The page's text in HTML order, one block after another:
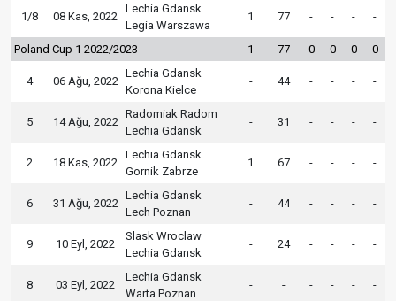
1/8 08 Kas, 2022
Lechia Gdansk
Legia Warszawa
1 77 - - - -
Poland Cup 1 2022/2023 1 77 0 0 0 0
4 06 Ağu, 2022
Lechia Gdansk
Korona Kielce
- 44 - - - -
5 14 Ağu, 2022
Radomiak Radom
Lechia Gdansk
- 31 - - - -
2 18 Kas, 2022
Lechia Gdansk
Gornik Zabrze
1 67 - - - -
6 31 Ağu, 2022
Lechia Gdansk
Lech Poznan
- 44 - - - -
9 10 Eyl, 2022
Slask Wroclaw
Lechia Gdansk
- 24 - - - -
8 03 Eyl, 2022
Lechia Gdansk
Warta Poznan
- - - - - -